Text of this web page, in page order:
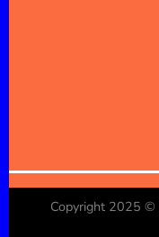
Copyright 2025 ©